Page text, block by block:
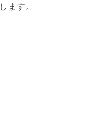
ます。